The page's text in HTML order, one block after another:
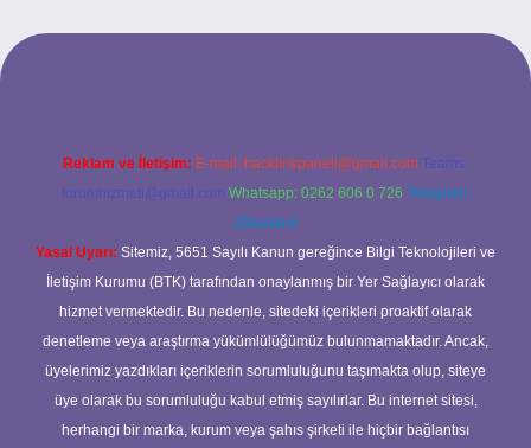
ilbet bahis sitesi
Reklam ve İletişim: E-mail: backlinkpaneli@gmail.com Teams:
forumhizmeti@gmail.com Whatsapp: 0262 606 0 726 Telegram:
@karabul
Yasal Uyarı: Sitemiz, 5651 Sayılı Kanun gereğince Bilgi Teknolojileri ve
İletişim Kurumu (BTK) tarafından onaylanmış bir Yer Sağlayıcı olarak
hizmet vermektedir. Bu nedenle, sitedeki içerikleri proaktif olarak
denetleme veya araştırma yükümlülüğümüz bulunmamaktadır. Ancak,
üyelerimiz yazdıkları içeriklerin sorumluluğunu taşımakta olup, siteye
üye olarak bu sorumluluğu kabul etmiş sayılırlar. Bu internet sitesi,
herhangi bir marka, kurum veya şahıs şirketi ile hiçbir bağlantısı